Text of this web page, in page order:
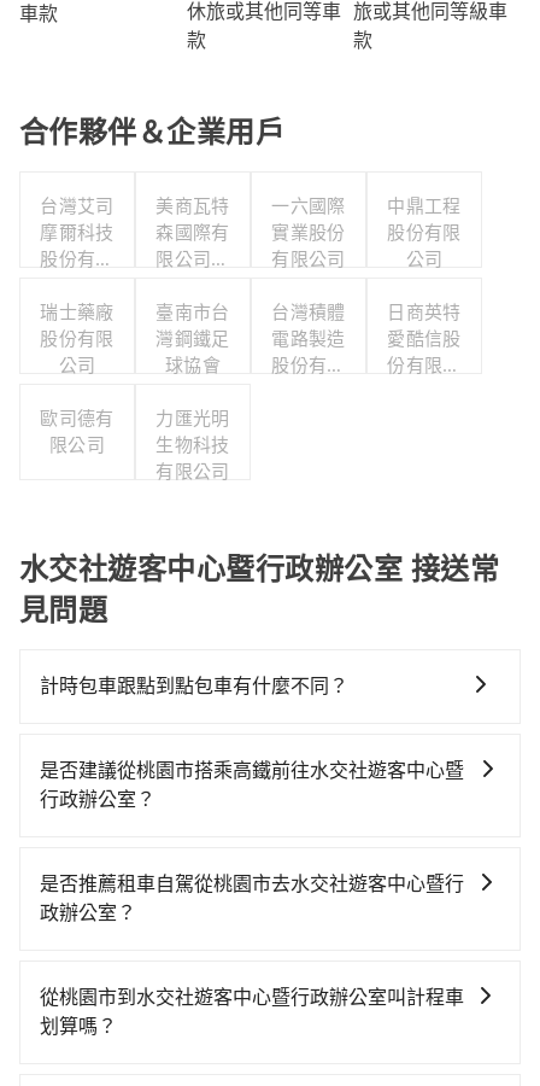
車款
休旅或其他同等車
款
旅或其他同等級車
款
合作夥伴＆企業用戶
台灣艾司
摩爾科技
股份有限
美商瓦特
森國際有
限公司台
一六國際
實業股份
有限公司
中鼎工程
股份有限
公司
瑞士藥廠
股份有限
公司
臺南市台
灣鋼鐵足
球協會
台灣積體
電路製造
股份有限
日商英特
愛酷信股
份有限公
歐司德有
限公司
力匯光明
生物科技
有限公司
水交社遊客中心暨行政辦公室 接送常
見問題
計時包車跟點到點包車有什麼不同？
不同之處： 計時包車：計時包車是按照用車時間來計
費，通常以每小時為單位，客戶可以根據自己的需要預
等。 點到點包車：點到點包車是按照里程和目的地來計
費，客戶可以預先告知出發地點A到目的地B，會根據路
是否建議從桃園市搭乘高鐵前往水交社遊客中心暨
行政辦公室？
室，高鐵乘坐舒適、省時、較貴！從最早06:49一直到
22:35，桃園-台南一天最多有58班次高鐵可搭乘。假設
進站、現場購票並於月台排隊的時間約15分鐘，再乘坐
72~97分鐘（平均87分）的高鐵從桃園站前往台南高鐵
是否推薦租車自駕從桃園市去水交社遊客中心暨行
政辦公室？
時不需要閉目養神（因為要自己開車），最重要的是你
當天就要來回，那在桃園路邊可隨租隨借的iRent應該是
從桃園市到水交社遊客中心暨行政辦公室叫計程車
划算嗎？